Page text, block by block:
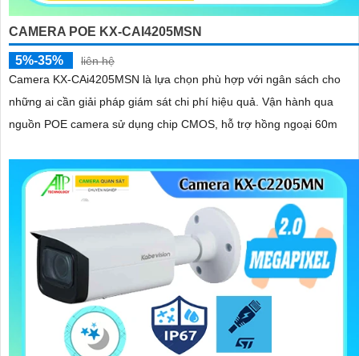
CAMERA POE KX-CAI4205MSN
5%-35%
liên hệ
Camera KX-CAi4205MSN là lựa chọn phù hợp với ngân sách cho
những ai cần giải pháp giám sát chi phí hiệu quả. Vận hành qua
nguồn POE camera sử dụng chip CMOS, hỗ trợ hồng ngoại 60m